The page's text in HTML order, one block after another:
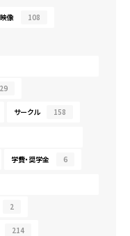
像 108
サークル 158
学費・奨学金 6
2
214